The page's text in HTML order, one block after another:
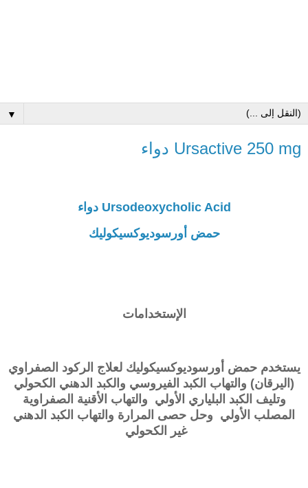
▼
Ursactive 250 mg دواء
Ursodeoxycholic Acid دواء
حمض أورسوديوكسيكوليك
الإستخدامات
يستخدم حمض أورسوديوكسيكوليك لعلاج الركود الصفراوي
(اليرقان) والتهاب الكبد الفيروسي والكبد الدهني الكحولي
وتليف الكبد البلياري الأولي والتهاب الأقنية الصفراوية
المصلب الأولي وحل حصى المرارة والتهاب الكبد الدهني
غير الكحولي